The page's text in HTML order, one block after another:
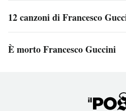
12 canzoni di Francesco
È morto Francesco Guccini